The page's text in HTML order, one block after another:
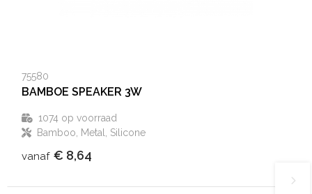
75580
BAMBOE SPEAKER 3W
1074 op voorraad
Bamboo, Metal, Silicone
vanaf € 8,64